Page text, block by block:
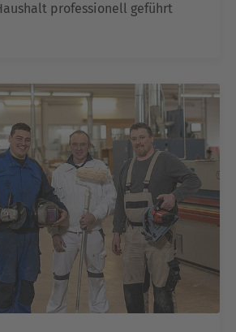
professionell geführt